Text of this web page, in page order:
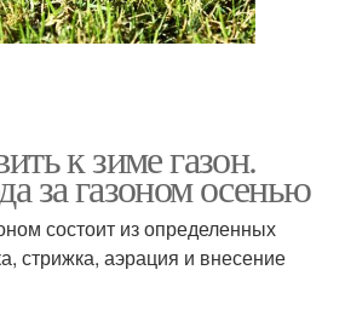
к зиме газон.
за газоном осенью
состоит из определенных
стрижка, аэрация и внесение